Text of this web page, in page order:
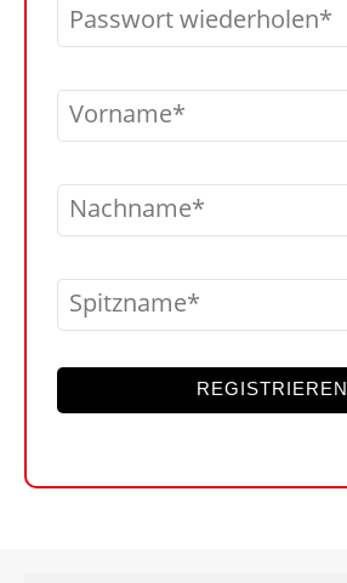
Passwort wiederholen
Vorname
Nachname
Spitzname
REGISTRIEREN